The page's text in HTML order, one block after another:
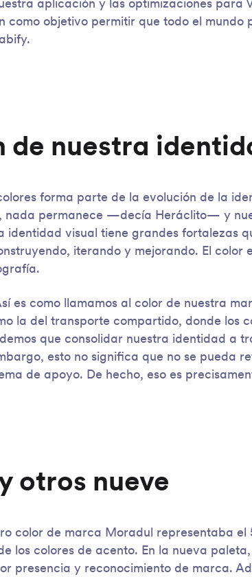
aplicación y las optimizaciones para
como objetivo permitir que todo el mundo
de nuestra
forma parte de la evolución de la
nada permanece —decía Heráclito— y
identidad visual tiene grandes fortalezas
iterando y mejorando. El color
es como llamamos al color de nuestra
la del transporte compartido, donde los
que consolidar nuestra identidad a
esto no significa que no se pueda
de apoyo. De hecho, eso es
otros nueve
color de marca Moradul representaba el
los colores de acento. En la nueva
presencia y reconocimiento de marca.